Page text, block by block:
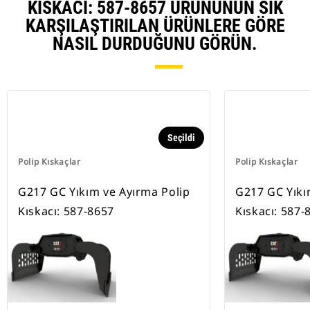
KISKACI: 587-8657 ÜRÜNÜNÜN SIK
KARŞILAŞTIRILAN ÜRÜNLERE GÖRE
NASIL DURDUĞUNU GÖRÜN.
Polip Kıskaçlar
Seçildi
G217 GC Yıkım ve Ayırma Polip
Kıskacı: 587-8657
Polip Kıskaçlar
G217 GC
Kıskacı: 587-